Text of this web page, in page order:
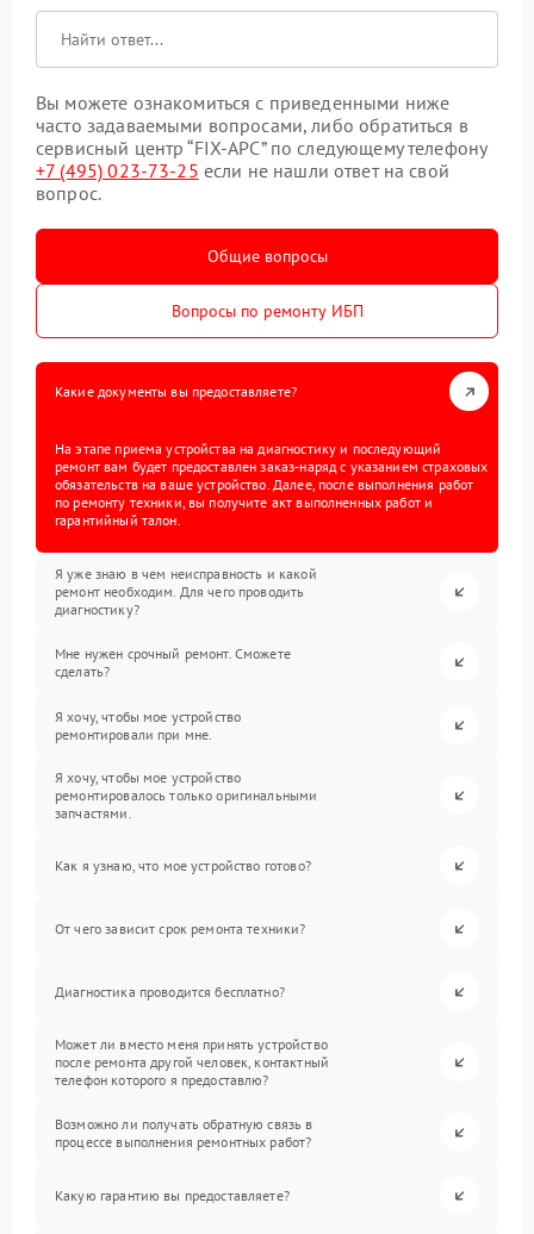
Вы можете ознакомиться с приведенными ниже
часто задаваемыми вопросами, либо обратиться в
сервисный центр “FIX-APC” по следующему телефону
+7 (495) 023-73-25 если не нашли ответ на свой
вопрос.
Общие вопросы
Вопросы по ремонту ИБП
Какие документы вы предоставляете?
На этапе приема устройства на диагностику и последующий
ремонт вам будет предоставлен заказ-наряд с указанием страховых
обязательств на ваше устройство. Далее, после выполнения работ
по ремонту техники, вы получите акт выполненных работ и
гарантийный талон.
Я уже знаю в чем неисправность и какой
ремонт необходим. Для чего проводить
диагностику?
Мне нужен срочный ремонт. Сможете
сделать?
Я хочу, чтобы мое устройство
ремонтировали при мне.
Я хочу, чтобы мое устройство
ремонтировалось только оригинальными
запчастями.
Как я узнаю, что мое устройство готово?
От чего зависит срок ремонта техники?
Диагностика проводится бесплатно?
Может ли вместо меня принять устройство
после ремонта другой человек, контактный
телефон которого я предоставлю?
Возможно ли получать обратную связь в
процессе выполнения ремонтных работ?
Какую гарантию вы предоставляете?